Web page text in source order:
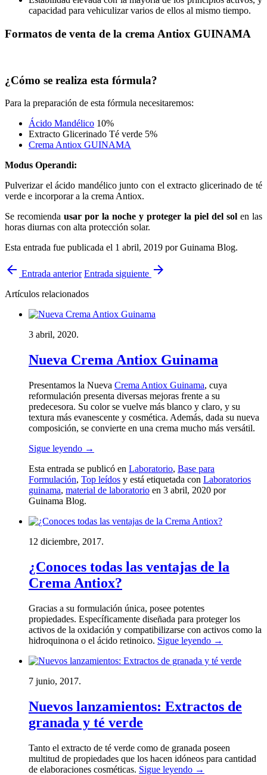
capacidad para vehiculizar varios de ellos al mismo tiempo.
Formatos de venta de la crema Antiox GUINAMA
¿Cómo se realiza esta fórmula?
Para la preparación de esta fórmula necesitaremos:
Ácido Mandélico 10%
Extracto Glicerinado Té verde 5%
Crema Antiox GUINAMA
Modus Operandi:
Pulverizar el ácido mandélico junto con el extracto glicerinado de té
verde e incorporar a la crema Antiox.
Se recomienda usar por la noche y proteger la piel del sol en las
horas diurnas con alta protección solar.
Esta entrada fue publicada el 1 abril, 2019 por Guinama Blog.
arrow_back Entrada anterior Entrada siguiente arrow_forward
Artículos relacionados
3 abril, 2020.
Nueva Crema Antiox Guinama
Presentamos la Nueva Crema Antiox Guinama, cuya
reformulación presenta diversas mejoras frente a su
predecesora. Su color se vuelve más blanco y claro, y su
textura más evanescente y cosmética. Además, dada su nueva
composición, se convierte en una crema mucho más versátil.
Sigue leyendo →
Esta entrada se publicó en Laboratorio, Base para
Formulación, Top leídos y está etiquetada con Laboratorios
guinama, material de laboratorio en 3 abril, 2020 por
Guinama Blog.
12 diciembre, 2017.
¿Conoces todas las ventajas de la
Crema Antiox?
Gracias a su formulación única, posee potentes
propiedades. Específicamente diseñada para proteger los
activos de la oxidación y compatibilizarse con activos como la
hidroquinona o el ácido retinoico. Sigue leyendo →
7 junio, 2017.
Nuevos lanzamientos: Extractos de
granada y té verde
Tanto el extracto de té verde como de granada poseen
multitud de propiedades que los hacen idóneos para cantidad
de elaboraciones cosméticas. Sigue leyendo →